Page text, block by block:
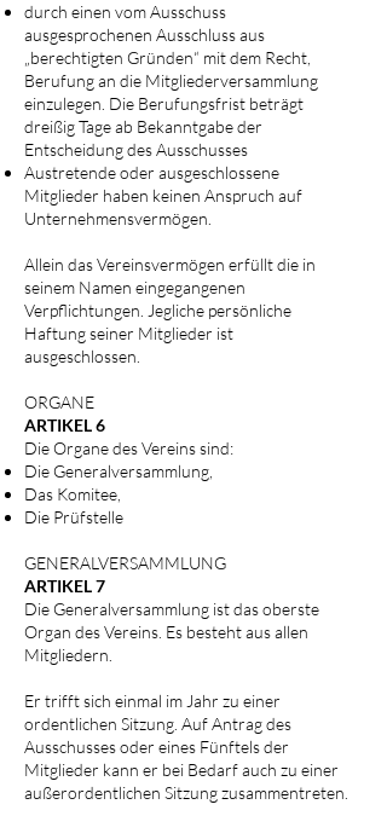
durch einen vom Ausschuss
ausgesprochenen Ausschluss aus
„berechtigten Gründen“ mit dem Recht,
Berufung an die Mitgliederversammlung
einzulegen. Die Berufungsfrist beträgt
dreißig Tage ab Bekanntgabe der
Entscheidung des Ausschusses
Austretende oder ausgeschlossene
Mitglieder haben keinen Anspruch auf
Unternehmensvermögen.
Allein das Vereinsvermögen erfüllt die in
seinem Namen eingegangenen
Verpflichtungen. Jegliche persönliche
Haftung seiner Mitglieder ist
ausgeschlossen.
ORGANE
ARTIKEL 6
Die Organe des Vereins sind:
Die Generalversammlung,
Das Komitee,
Die Prüfstelle
GENERALVERSAMMLUNG
ARTIKEL 7
Die Generalversammlung ist das oberste
Organ des Vereins. Es besteht aus allen
Mitgliedern.
Er trifft sich einmal im Jahr zu einer
ordentlichen Sitzung. Auf Antrag des
Ausschusses oder eines Fünftels der
Mitglieder kann er bei Bedarf auch zu einer
außerordentlichen Sitzung zusammentreten.